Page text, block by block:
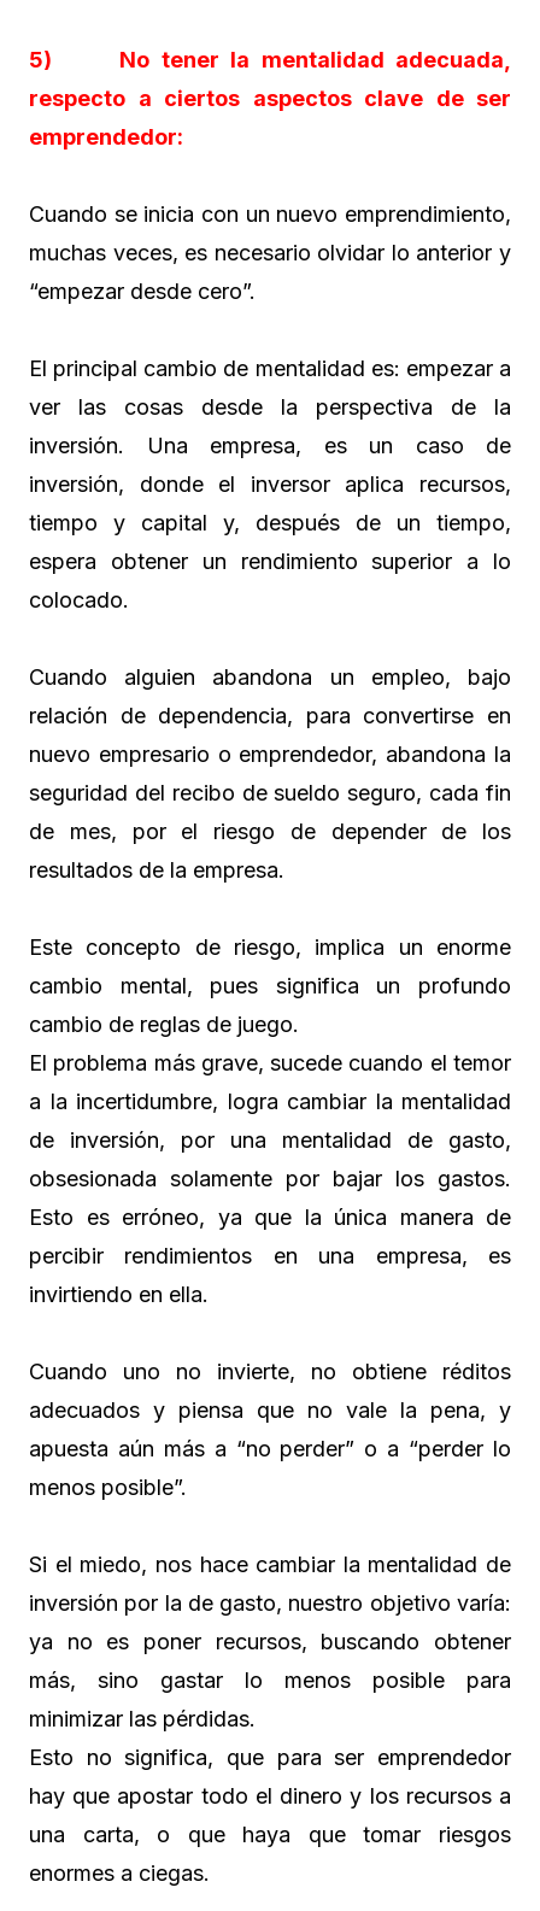
5) No tener la mentalidad adecuada,
respecto a ciertos aspectos clave de ser
emprendedor:
Cuando se inicia con un nuevo emprendimiento,
muchas veces, es necesario olvidar lo anterior y
“empezar desde cero”.
El principal cambio de mentalidad es: empezar a
ver las cosas desde la perspectiva de la
inversión. Una empresa, es un caso de
inversión, donde el inversor aplica recursos,
tiempo y capital y, después de un tiempo,
espera obtener un rendimiento superior a lo
colocado.
Cuando alguien abandona un empleo, bajo
relación de dependencia, para convertirse en
nuevo empresario o emprendedor, abandona la
seguridad del recibo de sueldo seguro, cada fin
de mes, por el riesgo de depender de los
resultados de la empresa.
Este concepto de riesgo, implica un enorme
cambio mental, pues significa un profundo
cambio de reglas de juego.
El problema más grave, sucede cuando el temor
a la incertidumbre, logra cambiar la mentalidad
de inversión, por una mentalidad de gasto,
obsesionada solamente por bajar los gastos.
Esto es erróneo, ya que la única manera de
percibir rendimientos en una empresa, es
invirtiendo en ella.
Cuando uno no invierte, no obtiene réditos
adecuados y piensa que no vale la pena, y
apuesta aún más a “no perder” o a “perder lo
menos posible”.
Si el miedo, nos hace cambiar la mentalidad de
inversión por la de gasto, nuestro objetivo varía:
ya no es poner recursos, buscando obtener
más, sino gastar lo menos posible para
minimizar las pérdidas.
Esto no significa, que para ser emprendedor
hay que apostar todo el dinero y los recursos a
una carta, o que haya que tomar riesgos
enormes a ciegas.